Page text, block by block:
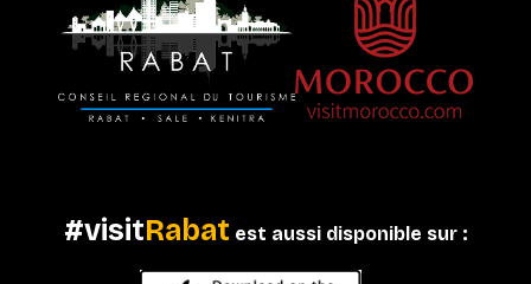
#visitRabat est aussi disponible sur :